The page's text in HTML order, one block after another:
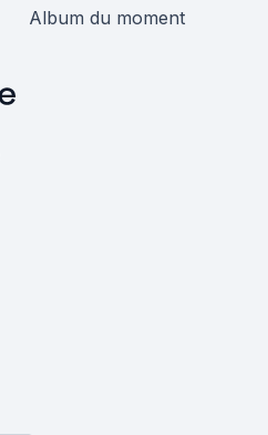
Album du moment